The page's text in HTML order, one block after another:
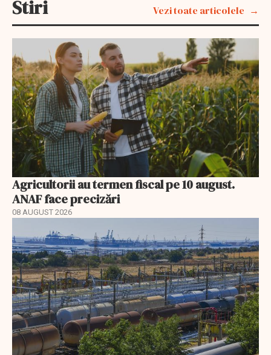
Stiri Vezi toate articolele
Agricultorii au termen fiscal pe 10 august.
ANAF face precizări
08 AUGUST 2026